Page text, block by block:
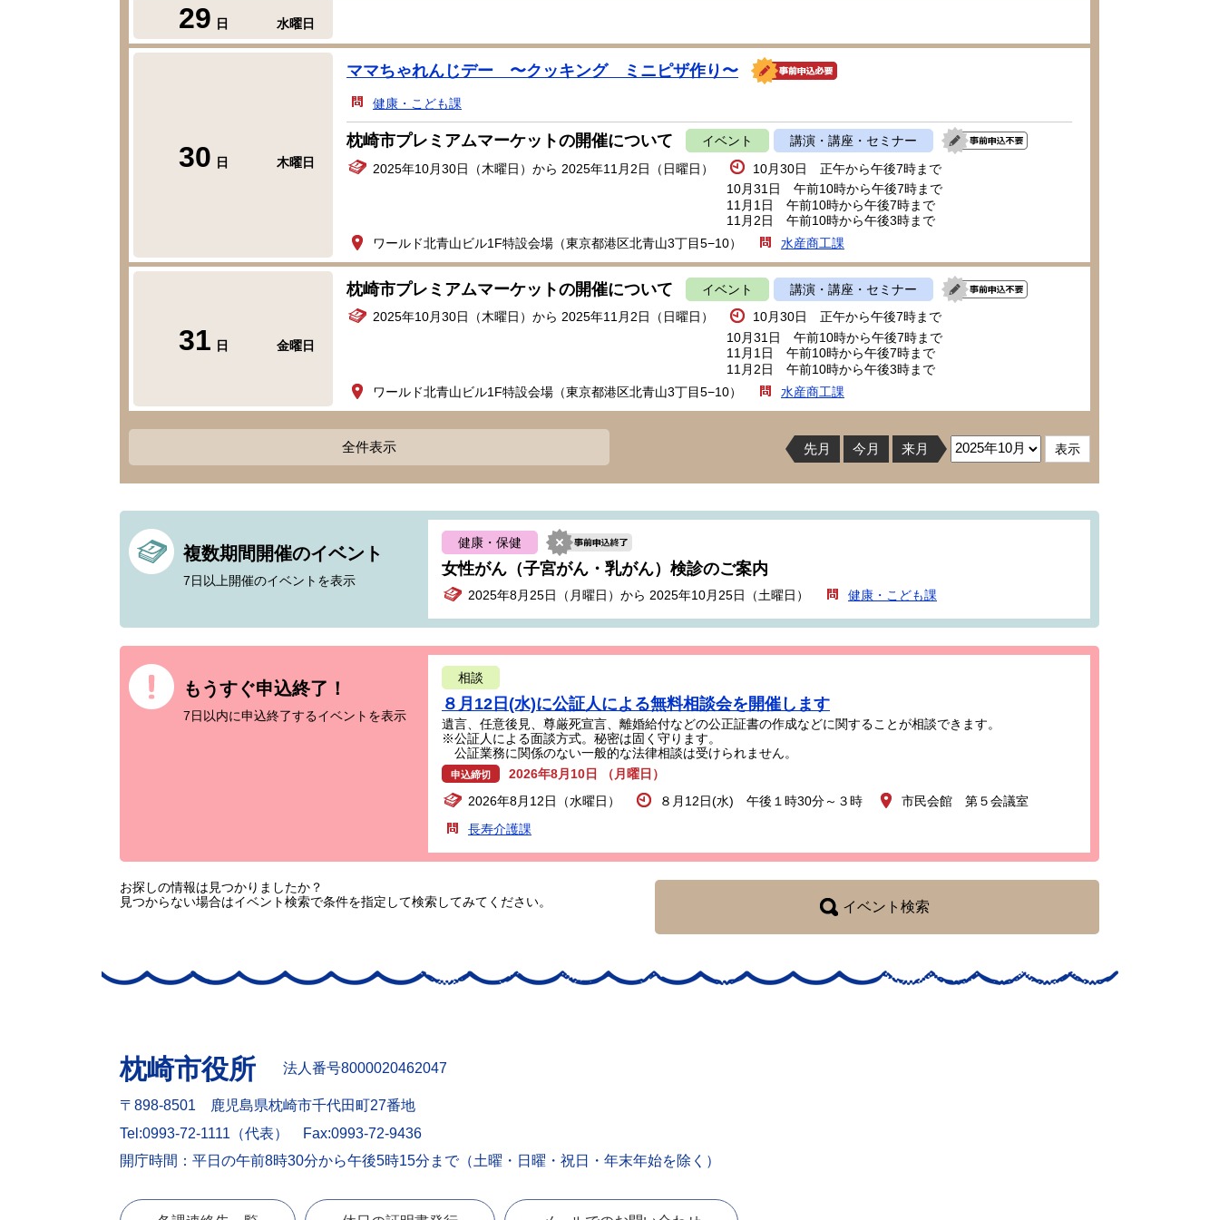
29 日 水曜日
30 日 木曜日
ママちゃれんじデー 〜クッキング ミニピザ作り〜
健康・こども課
枕崎市プレミアムマーケットの開催について イベント
講演・講座・セミナー
2025年10月30日（木曜日）から 2025年11月2日（日曜日）
10月30日 正午から午後7時まで
10月31日 午前10時から午後7時まで
11月1日 午前10時から午後7時まで
11月2日 午前10時から午後3時まで
ワールド北青山ビル1F特設会場（東京都港区北青山3丁目5−10）
水産商工課
31 日 金曜日
枕崎市プレミアムマーケットの開催について イベント
講演・講座・セミナー
2025年10月30日（木曜日）から 2025年11月2日（日曜日）
10月30日 正午から午後7時まで
10月31日 午前10時から午後7時まで
11月1日 午前10時から午後7時まで
11月2日 午前10時から午後3時まで
ワールド北青山ビル1F特設会場（東京都港区北青山3丁目5−10）
水産商工課
全件表示 先月 今月 来月
複数期間開催のイベント
7日以上開催のイベントを表示
健康・保健
女性がん（子宮がん・乳がん）検診のご案内
2025年8月25日（月曜日）から 2025年10月25日（土曜日） 健康・こども課
もうすぐ申込終了！
7日以内に申込終了するイベントを表示
相談
８月12日(水)に公証人による無料相談会を開催します
遺言、任意後見、尊厳死宣言、離婚給付などの公正証書の作成などに関することが相談できます。
※公証人による面談方式。秘密は固く守ります。
公証業務に関係のない一般的な法律相談は受けられません。
申込締切
2026年8月10日 （月曜日）
2026年8月12日（水曜日）
８月12日(水) 午後１時30分～３時
市民会館 第５会議室
長寿介護課
お探しの情報は見つかりましたか？
見つからない場合はイベント検索で条件を指定して検索してみてください。
イベント検索
枕崎市役所 法人番号8000020462047
〒898-8501 鹿児島県枕崎市千代田町27番地
Tel:0993-72-1111（代表）
Fax:0993-72-9436
開庁時間：平日の午前8時30分から午後5時15分まで（土曜・日曜・祝日・年末年始を除く）